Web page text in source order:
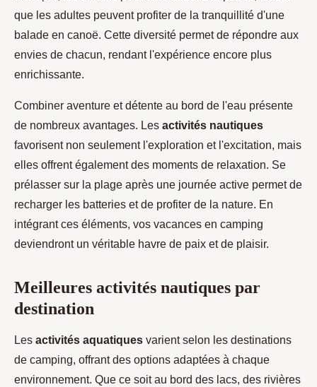
que les adultes peuvent profiter de la tranquillité d'une
balade en canoë. Cette diversité permet de répondre aux
envies de chacun, rendant l'expérience encore plus
enrichissante.
Combiner aventure et détente au bord de l'eau présente
de nombreux avantages. Les activités nautiques
favorisent non seulement l'exploration et l'excitation, mais
elles offrent également des moments de relaxation. Se
prélasser sur la plage après une journée active permet de
recharger les batteries et de profiter de la nature. En
intégrant ces éléments, vos vacances en camping
deviendront un véritable havre de paix et de plaisir.
Meilleures activités nautiques par
destination
Les activités aquatiques varient selon les destinations
de camping, offrant des options adaptées à chaque
environnement. Que ce soit au bord des lacs, des rivières